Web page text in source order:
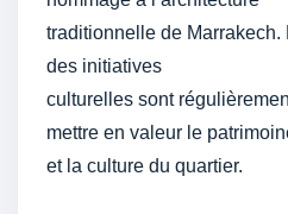
traditionnelle de
des initiatives
culturelles sont
mettre en valeur le
et la culture du quartier.